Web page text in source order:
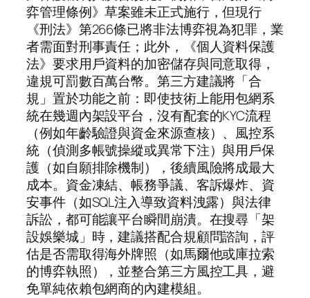
弈管理條例》草案雖未正式施行，但現行
《刑法》第266條已將非法博弈視為犯罪，業
者需面對刑事責任；此外，《個人資料保護
法》要求用戶資料的加密儲存與同意取得，
違規可罰數百萬台幣。第三方建議將「合
規」置於功能之前：即使技術上能用包網系
統在幾週內架設平台，沒有配套的KYC流程
（例如年齡驗證與資金來源查核）、風控系
統（偵測多帳號操縱或異常下注）與用戶保
護（如自願排除機制），後續風險將成最大
成本。資金凍結、帳務爭議、客訴爆炸、資
安事件（如SQL注入導致資料洩露）與法律
訴訟，都可能讓平台瞬間崩潰。在搜尋「架
設娛樂城」時，建議搭配合規顧問諮詢，評
估是否需取得海外牌照（如馬爾他或庫拉索
的博弈執照），並整合第三方風控工具，避
免單純依賴包網商的內建模組。